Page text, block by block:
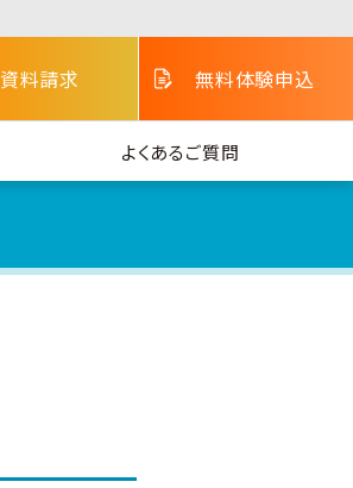
資料請求 無料体験申込
よくあるご質問